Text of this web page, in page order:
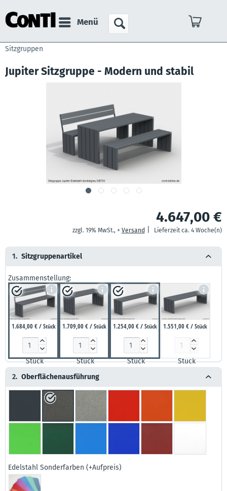
Menü
Sitzgruppen
Jupiter Sitzgruppe - Modern und stabil
4.647,00 €
zzgl. 19% MwSt., + Versand Lieferzeit ca. 4 Woche(n)
1. Sitzgruppenartikel
Zusammenstellung:
1.684,00 € / Stück


Stück
1.709,00 € / Stück


Stück
1.254,00 € / Stück


Stück
1.551,00 € / Stück


Stück
2. Oberflächenausführung
Edelstahl Sonderfarben (+Aufpreis)